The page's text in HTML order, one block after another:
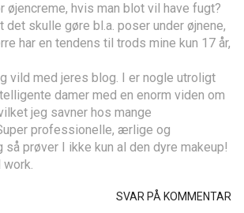
øjencreme, hvis man blot vil have fugt?
skulle gøre bl.a. poser under øjnene,
har en tendens til trods mine kun 17 år,
vild med jeres blog. I er nogle utroligt
damer med en enorm viden om
jeg savner hos mange
professionelle, ærlige og
prøver I ikke kun al den dyre makeup!
work.
SVAR PÅ KOMMENTAR